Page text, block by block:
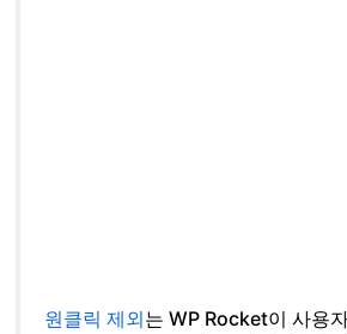
원클릭 제외는 WP Rocket이 사용